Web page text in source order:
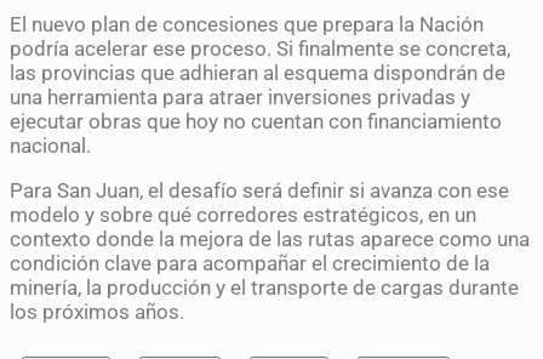
El nuevo plan de concesiones que prepara la Nación
podría acelerar ese proceso. Si finalmente se concreta,
las provincias que adhieran al esquema dispondrán de
una herramienta para atraer inversiones privadas y
ejecutar obras que hoy no cuentan con financiamiento
nacional.
Para San Juan, el desafío será definir si avanza con ese
modelo y sobre qué corredores estratégicos, en un
contexto donde la mejora de las rutas aparece como una
condición clave para acompañar el crecimiento de la
minería, la producción y el transporte de cargas durante
los próximos años.